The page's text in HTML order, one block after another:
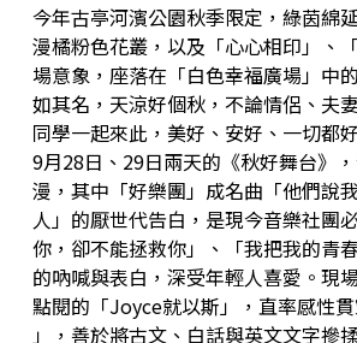
今年古亭河濱公園秋季限定，綠茵綿
漫橘粉色花叢，以及「心心相印」、
場意象，座落在「白色幸福廣場」中
如其名，天涼好個秋，不論情侶、夫
同學一起來此，美好、安好、一切都
9月28日、29日兩天的《秋好舞台》
漫，其中「好樂團」成名曲「他們說
人」的厭世代告白，是現今音樂社團
你，卻不能拯救你」、「我把我的青
的吶喊與表白，深受年輕人喜愛。現
點閱的「Joyce就以斯」，直率感性
」，善於將古文、白話與英文文字摻